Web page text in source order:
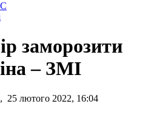
заморозити
– ЗМІ
, 25 лютого 2022, 16:04